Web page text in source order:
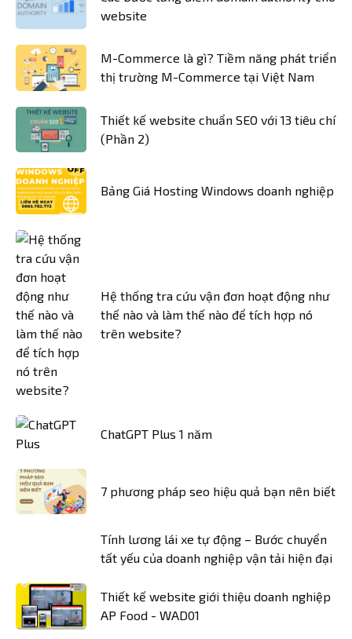
website
M-Commerce là gì? Tiềm năng phát triển
thị trường M-Commerce tại Việt Nam
Thiết kế website chuẩn SEO với 13 tiêu chí
(Phần 2)
Bảng Giá Hosting Windows doanh nghiệp
Hệ thống tra cứu vận đơn hoạt động như
thế nào và làm thế nào để tích hợp nó
trên website?
ChatGPT Plus 1 năm
7 phương pháp seo hiệu quả bạn nên biết
Tính lương lái xe tự động – Bước chuyển
tất yếu của doanh nghiệp vận tải hiện đại
Thiết kế website giới thiệu doanh nghiệp
AP Food - WAD01